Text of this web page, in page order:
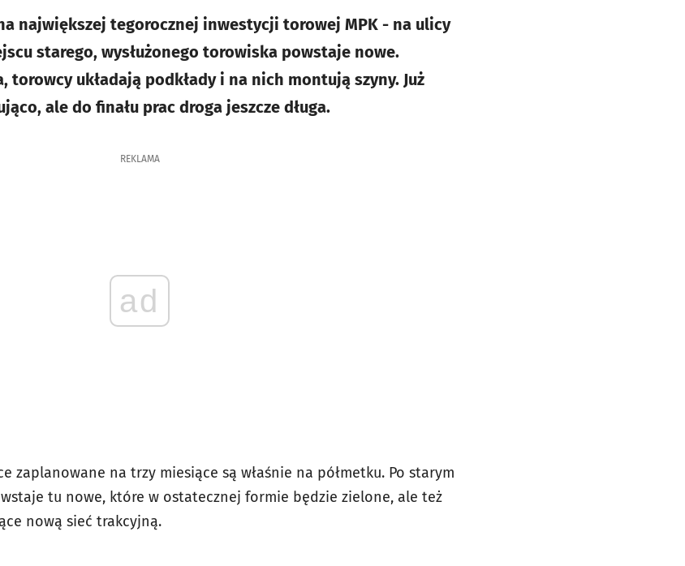
największej tegorocznej inwestycji torowej MPK - na ulicy
starego, wysłużonego torowiska powstaje nowe.
torowcy układają podkłady i na nich montują szyny. Już
ale do finału prac droga jeszcze długa.
REKLAMA
ad
zaplanowane na trzy miesiące są właśnie na półmetku. Po starym
tu nowe, które w ostatecznej formie będzie zielone, ale też
nową sieć trakcyjną.